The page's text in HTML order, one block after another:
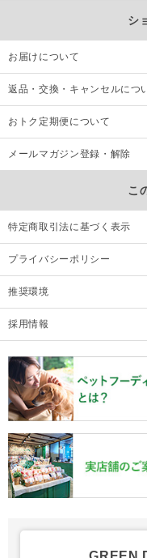
シ
お届けについて
返品・交換・キャンセルにつ
おトク定期便について
メールマガジン登録・解除
こ
特定商取引法に基づく表示
プライバシーポリシー
推奨環境
採用情報